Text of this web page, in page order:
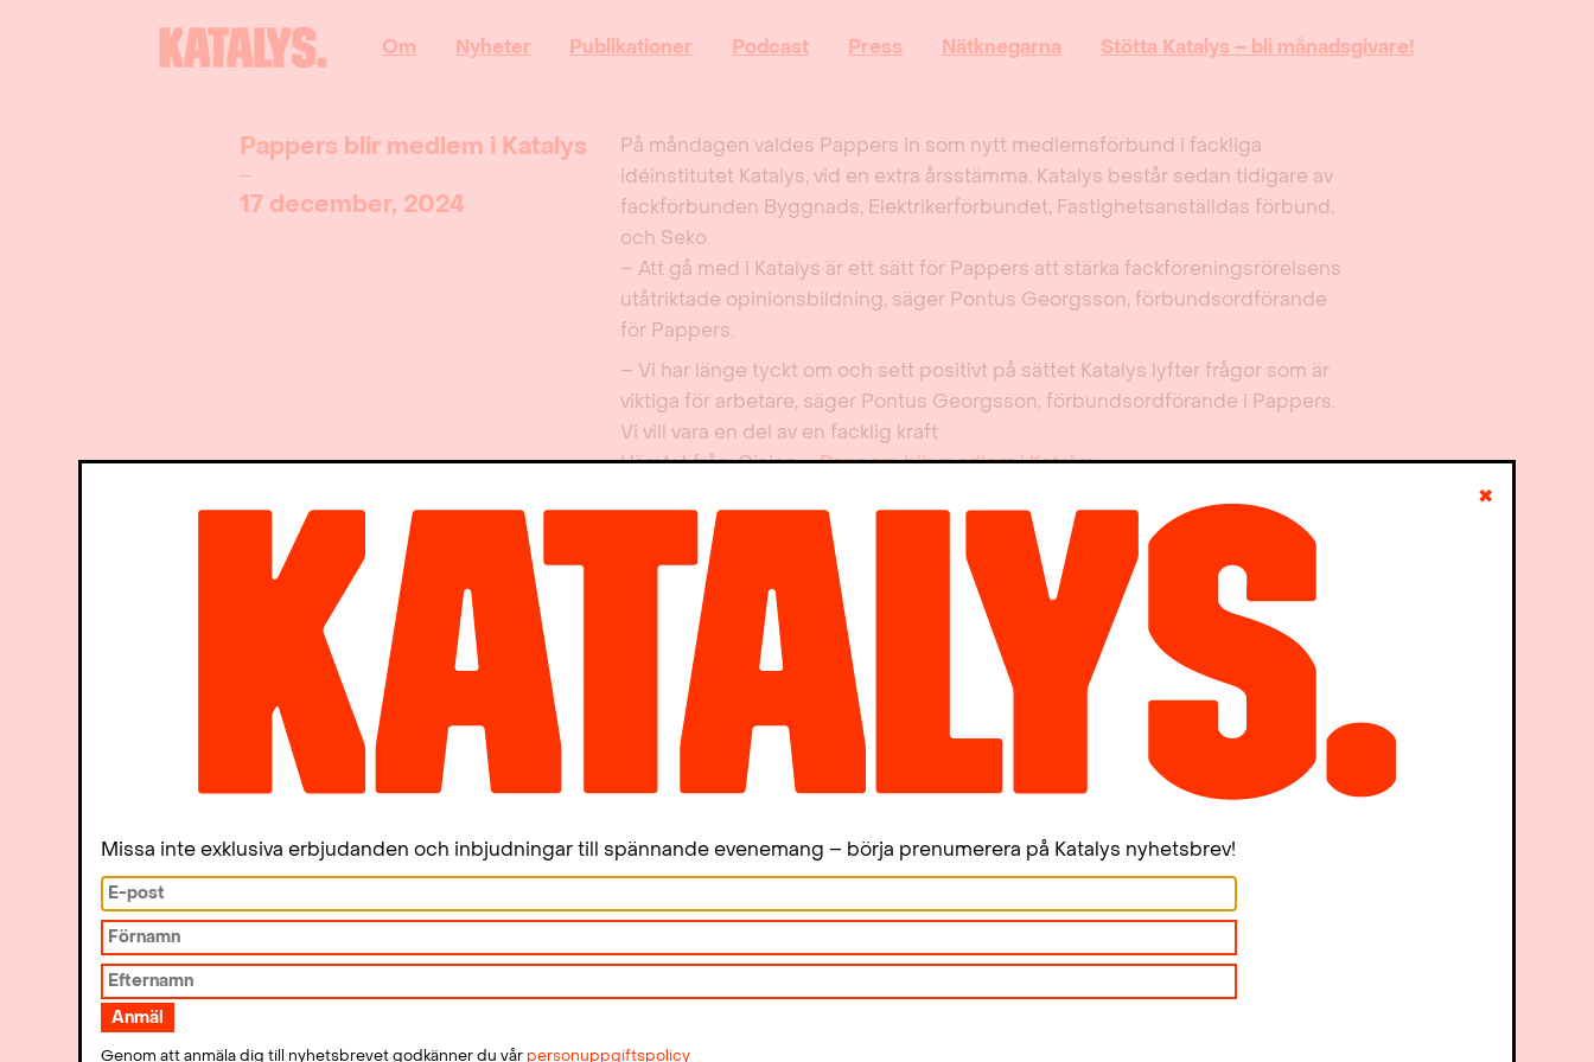
Om Nyheter Publikationer Podcast Press Nätknegarna Stötta Katalys – bli månadsgivare!
Pappers blir medlem i Katalys
17 december, 2024
På måndagen valdes Pappers in som nytt medlemsförbund i fackliga
idéinstitutet Katalys, vid en extra årsstämma. Katalys består sedan tidigare av
fackförbunden Byggnads, Elektrikerförbundet, Fastighetsanställdas förbund,
och Seko.
– Att gå med i Katalys är ett sätt för Pappers att stärka fackföreningsrörelsens
utåtriktade opinionsbildning, säger Pontus Georgsson, förbundsordförande
för Pappers.
– Vi har länge tyckt om och sett positivt på sättet Katalys lyfter frågor som är
viktiga för arbetare, säger Pontus Georgsson, förbundsordförande i Pappers.
Vi vill vara en del av en facklig kraft
Hämtat från: Cision –Pappers blir medlem i Katalys
Katalys på sociala medier
✖
Missa inte exklusiva erbjudanden och inbjudningar till spännande evenemang – börja prenumerera på Katalys nyhetsbrev!
Genom att anmäla dig till nyhetsbrevet godkänner du vår personuppgiftspolicy